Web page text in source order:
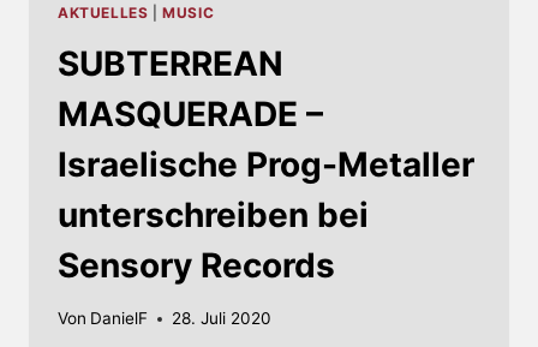
AKTUELLES |MUSIC
SUBTERREAN
MASQUERADE –
Israelische Prog-Metaller
unterschreiben bei
Sensory Records
Von DanielF 28. Juli 2020